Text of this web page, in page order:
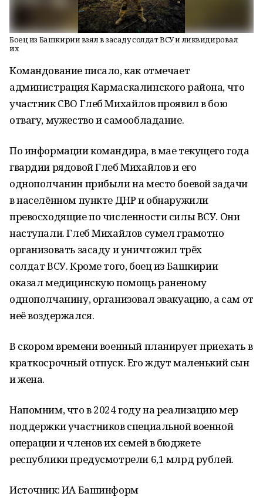
Боец из Башкирии взял в засаду солдат ВСУ и ликвидировал
их
Командование писало, как отмечает
администрация Кармаскалинского района, что
участник СВО Глеб Михайлов проявил в бою
отвагу, мужество и самообладание.
По информации командира, в мае текущего года
гвардии рядовой Глеб Михайлов и его
однополчанин прибыли на место боевой задачи
в населённом пункте ДНР и обнаружили
превосходящие по численности силы ВСУ. Они
наступали. Глеб Михайлов сумел грамотно
организовать засаду и уничтожил трёх
солдат ВСУ. Кроме того, боец из Башкирии
оказал медицинскую помощь раненому
однополчанину, организовал эвакуацию, а сам от
неё воздержался.
В скором времени военный планирует приехать в
краткосрочный отпуск. Его ждут маленький сын
и жена.
Напомним, что в 2024 году на реализацию мер
поддержки участников специальной военной
операции и членов их семей в бюджете
республики предусмотрели 6,1 млрд рублей.
Источник: ИА Башинформ